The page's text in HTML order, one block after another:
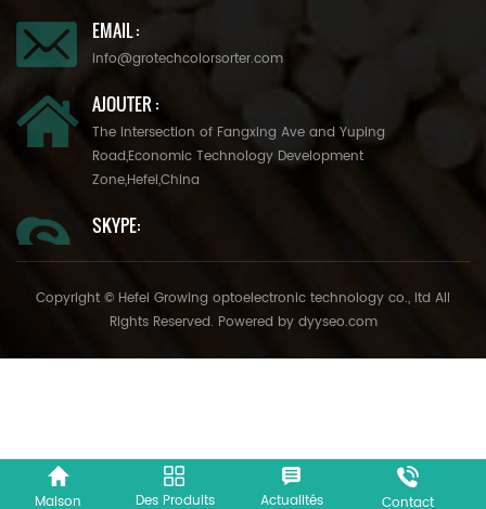
EMAIL :
info@grotechcolorsorter.com
AJOUTER :
The Intersection of Fangxing Ave and Yuping
Road,Economic Technology Development
Zone,Hefei,China
SKYPE:
Copyright © Hefei Growing optoelectronic technology co., ltd All
Rights Reserved. Powered by dyyseo.com
Maison Des Produits Actualités Contact